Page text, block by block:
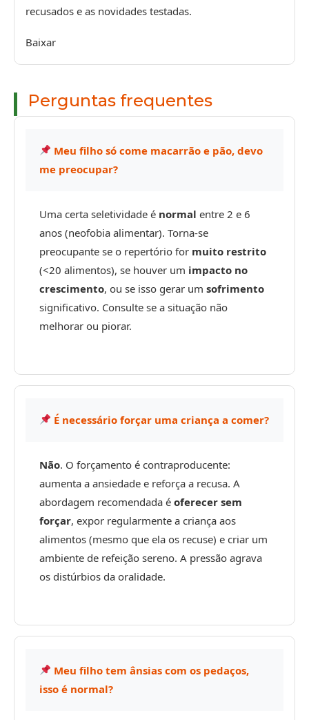
recusados e as novidades testadas.
Baixar
Perguntas frequentes
Meu filho só come macarrão e pão, devo
me preocupar?
Uma certa seletividade é normal entre 2 e 6
anos (neofobia alimentar). Torna-se
preocupante se o repertório for muito restrito
(<20 alimentos), se houver um impacto no
crescimento, ou se isso gerar um sofrimento
significativo. Consulte se a situação não
melhorar ou piorar.
É necessário forçar uma criança a comer?
Não. O forçamento é contraproducente:
aumenta a ansiedade e reforça a recusa. A
abordagem recomendada é oferecer sem
forçar, expor regularmente a criança aos
alimentos (mesmo que ela os recuse) e criar um
ambiente de refeição sereno. A pressão agrava
os distúrbios da oralidade.
Meu filho tem ânsias com os pedaços,
isso é normal?